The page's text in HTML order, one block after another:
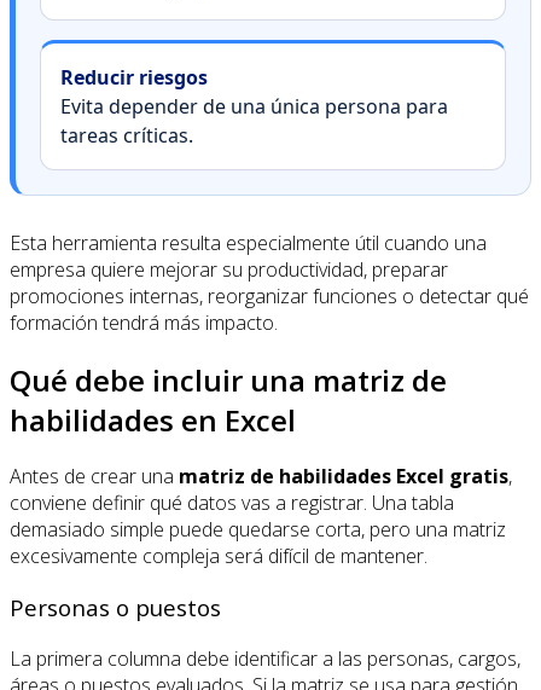
Reducir riesgos
Evita depender de una única persona para
tareas críticas.
Esta herramienta resulta especialmente útil cuando una
empresa quiere mejorar su productividad, preparar
promociones internas, reorganizar funciones o detectar qué
formación tendrá más impacto.
Qué debe incluir una matriz de
habilidades en Excel
Antes de crear una matriz de habilidades Excel gratis,
conviene definir qué datos vas a registrar. Una tabla
demasiado simple puede quedarse corta, pero una matriz
excesivamente compleja será difícil de mantener.
Personas o puestos
La primera columna debe identificar a las personas, cargos,